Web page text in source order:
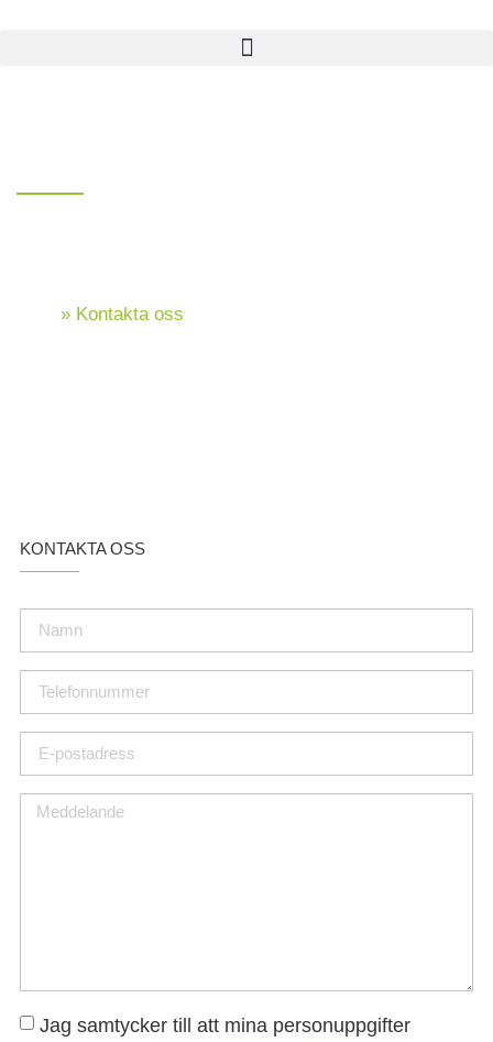
» Kontakta oss
KONTAKTA OSS
Jag samtycker till att mina personuppgifter